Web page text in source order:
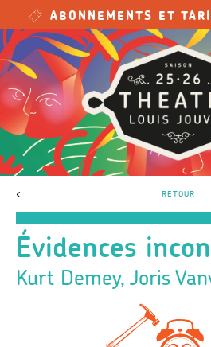
Skip to main content
ABONNEMENTS ET
< RETOUR
Évidences
Kurt Demey, Joris